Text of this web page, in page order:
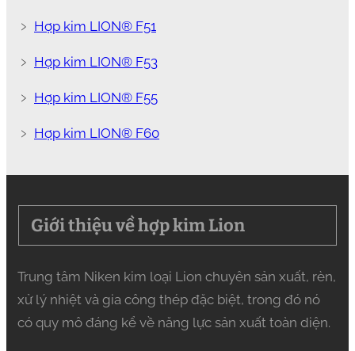
﹥ Hợp kim LION® F51
﹥ Hợp kim LION® F53
﹥ Hợp kim LION® F55
﹥ Hợp kim LION® F60
Giới thiệu về hợp kim Lion
Trung tâm Niken kim loại Lion chuyên sản xuất, rèn,
xử lý nhiệt và gia công thép đặc biệt, trong đó nó
có quy mô đáng kể về năng lực sản xuất toàn diện.